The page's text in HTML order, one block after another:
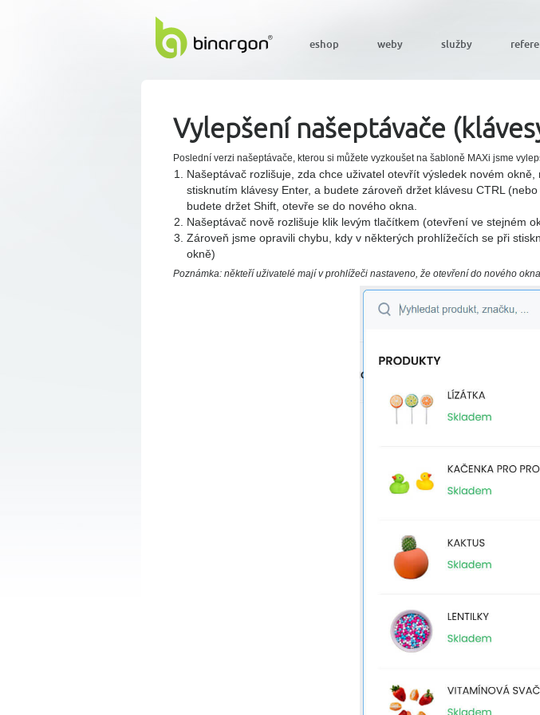
Vylepšení našeptávače
Poslední verzi našeptávače, kterou si můžete vyzkoušet na šabloně MAXi jsme
Našeptávač rozlišuje, zda chce uživatel otevřít výsledek novém
stisknutím klávesy Enter, a budete zároveň držet klávesu CTRL
budete držet Shift, otevře se do nového okna.
Našeptávač nově rozlišuje klik levým tlačítkem (otevření ve stejném
Zároveň jsme opravili chybu, kdy v některých prohlížečích se při
okně)
Poznámka: někteří uživatelé mají v prohlížeči nastaveno, že otevření do nového
eshop weby služby